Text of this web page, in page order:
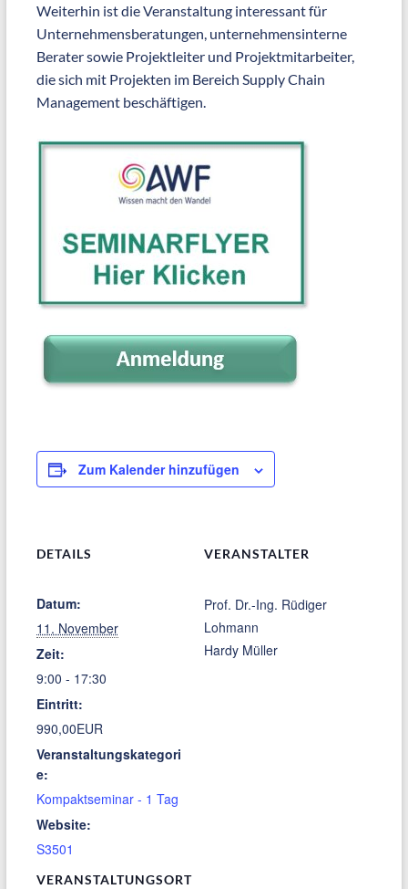
Weiterhin ist die Veranstaltung interessant für
Unternehmensberatungen, unternehmensinterne
Berater sowie Projektleiter und Projektmitarbeiter,
die sich mit Projekten im Bereich Supply Chain
Management beschäftigen.
Zum Kalender hinzufügen
DETAILS
Datum:
11. November
Zeit:
9:00 - 17:30
Eintritt:
990,00EUR
Veranstaltungskategori
e:
Kompaktseminar - 1 Tag
Website:
S3501
VERANSTALTUNGSORT
VERANSTALTER
Prof. Dr.-Ing. Rüdiger
Lohmann
Hardy Müller